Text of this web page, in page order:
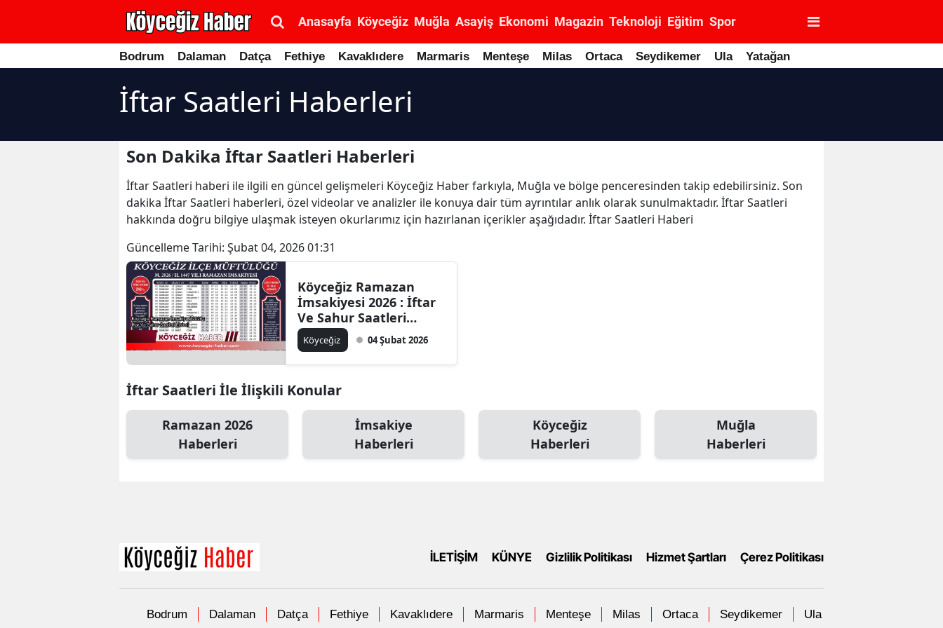
Anasayfa Köyceğiz Muğla Asayiş Ekonomi Magazin Teknoloji Eğitim Spor
Bodrum Dalaman Datça Fethiye Kavaklıdere Marmaris Menteşe Milas Ortaca Seydikemer Ula Yatağan
İftar Saatleri Haberleri
Son Dakika İftar Saatleri Haberleri
İftar Saatleri haberi ile ilgili en güncel gelişmeleri Köyceğiz Haber farkıyla, Muğla ve bölge penceresinden takip edebilirsiniz. Son
dakika İftar Saatleri haberleri, özel videolar ve analizler ile konuya dair tüm ayrıntılar anlık olarak sunulmaktadır. İftar Saatleri
hakkında doğru bilgiye ulaşmak isteyen okurlarımız için hazırlanan içerikler aşağıdadır. İftar Saatleri Haberi
Güncelleme Tarihi: Şubat 04, 2026 01:31
Köyceğiz Ramazan
İmsakiyesi 2026 : İftar
Ve Sahur Saatleri
Listesi
Köyceğiz 04 Şubat 2026
İftar Saatleri İle İlişkili Konular
Ramazan 2026
Haberleri
İmsakiye
Haberleri
Köyceğiz
Haberleri
Muğla
Haberleri
İLETİŞİM KÜNYE Gizlilik Politikası Hizmet Şartları Çerez Politikası
Bodrum Dalaman Datça Fethiye Kavaklıdere Marmaris Menteşe Milas Ortaca Seydikemer Ula